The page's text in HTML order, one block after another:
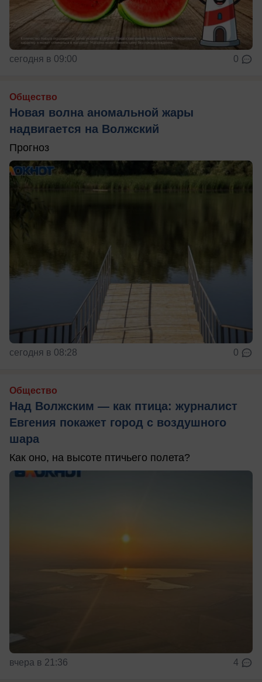
сегодня в 09:00 0
Общество
Новая волна аномальной жары
надвигается на Волжский
Прогноз
сегодня в 08:28 0
Общество
Над Волжским — как птица: журналист
Евгения покажет город с воздушного
шара
Как оно, на высоте птичьего полета?
вчера в 21:36 4